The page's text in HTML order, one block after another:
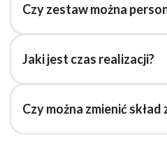
Czy zestaw można
Jaki jest czas realizacji?
Czy można zmienić